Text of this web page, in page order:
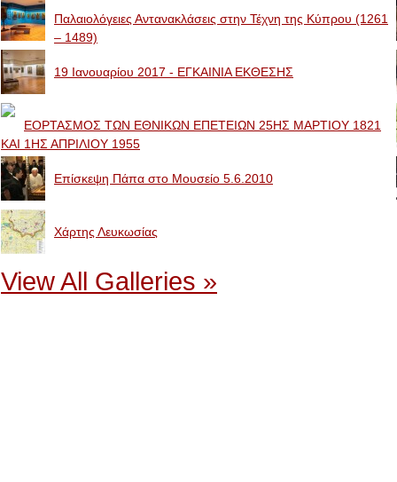
Παλαιολόγειες Αντανακλάσεις στην Τέχνη της Κύπρου (1261
– 1489)
19 Ιανουαρίου 2017 - ΕΓΚΑΙΝΙΑ ΕΚΘΕΣΗΣ
ΕΟΡΤΑΣΜΟΣ ΤΩΝ ΕΘΝΙΚΩΝ ΕΠΕΤΕΙΩΝ 25ΗΣ ΜΑΡΤΙΟΥ 1821
ΚΑΙ 1ΗΣ ΑΠΡΙΛΙΟΥ 1955
Επίσκεψη Πάπα στο Μουσείο 5.6.2010
Χάρτης Λευκωσίας
View All Galleries »